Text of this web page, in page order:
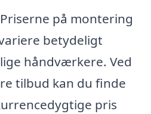
Priserne på montering
betydeligt
håndværkere. Ved
tilbud kan du finde
pris